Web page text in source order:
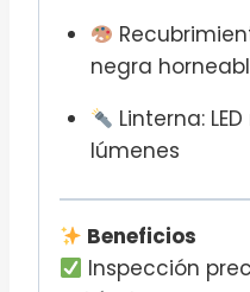
negra
Linterna:
lúmenes
Beneficios
Inspección